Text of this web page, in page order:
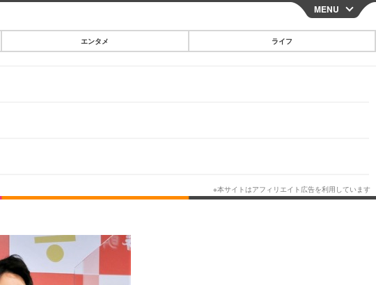
CLOSE
ブログ
その他
グルメ
MENU
エンタメ ライフ